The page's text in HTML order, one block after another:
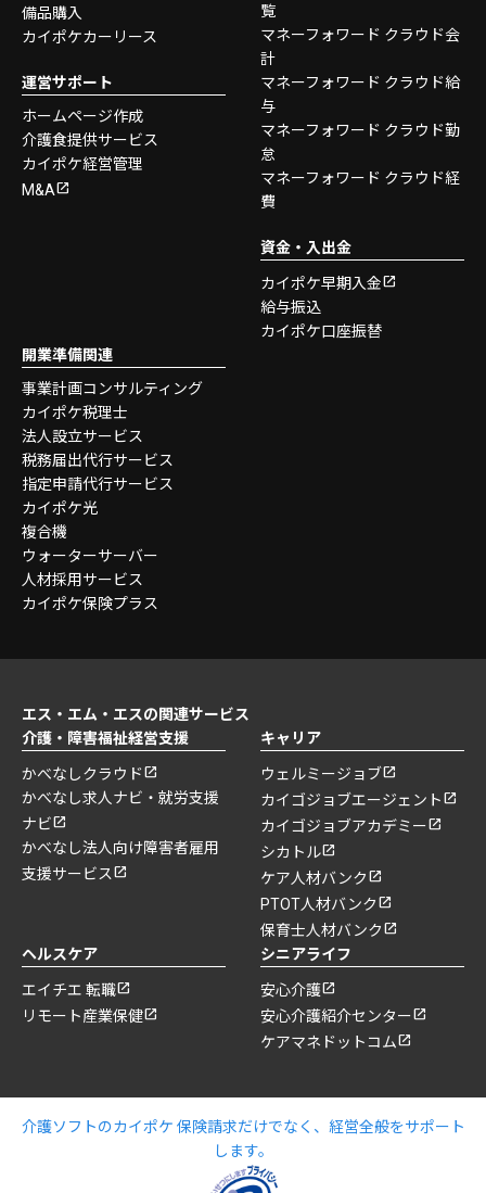
備品購入
カイポケカーリース
運営サポート
ホームページ作成
介護食提供サービス
カイポケ経営管理
M&A
覧
マネーフォワード クラウド会
計
マネーフォワード クラウド給
与
マネーフォワード クラウド勤
怠
マネーフォワード クラウド経
費
資金・入出金
カイポケ早期入金
給与振込
カイポケ口座振替
開業準備関連
事業計画コンサルティング
カイポケ税理士
法人設立サービス
税務届出代行サービス
指定申請代行サービス
カイポケ光
複合機
ウォーターサーバー
人材採用サービス
カイポケ保険プラス
エス・エム・エスの関連サービス
介護・障害福祉経営支援
かべなしクラウド
かべなし求人ナビ・就労支援
ナビ
かべなし法人向け障害者雇用
支援サービス
キャリア
ウェルミージョブ
カイゴジョブエージェント
カイゴジョブアカデミー
シカトル
ケア人材バンク
PTOT人材バンク
保育士人材バンク
ヘルスケア
エイチエ 転職
リモート産業保健
シニアライフ
安心介護
安心介護紹介センター
ケアマネドットコム
介護ソフトのカイポケ 保険請求だけでなく、経営全般をサポート
します。